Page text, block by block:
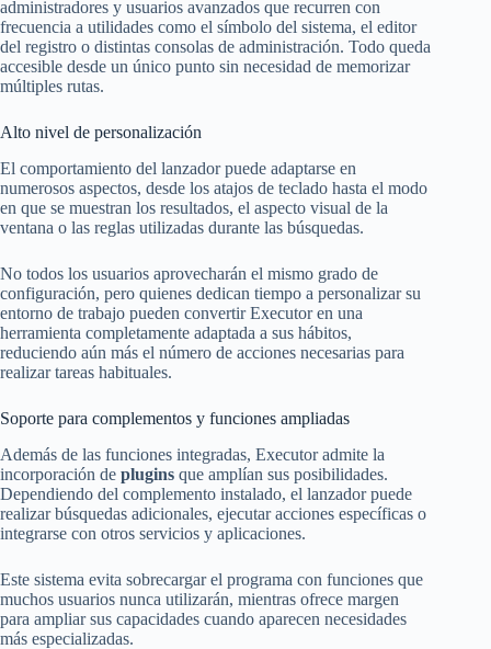
administradores y usuarios avanzados que recurren con
frecuencia a utilidades como el símbolo del sistema, el editor
del registro o distintas consolas de administración. Todo queda
accesible desde un único punto sin necesidad de memorizar
múltiples rutas.
Alto nivel de personalización
El comportamiento del lanzador puede adaptarse en
numerosos aspectos, desde los atajos de teclado hasta el modo
en que se muestran los resultados, el aspecto visual de la
ventana o las reglas utilizadas durante las búsquedas.
No todos los usuarios aprovecharán el mismo grado de
configuración, pero quienes dedican tiempo a personalizar su
entorno de trabajo pueden convertir Executor en una
herramienta completamente adaptada a sus hábitos,
reduciendo aún más el número de acciones necesarias para
realizar tareas habituales.
Soporte para complementos y funciones ampliadas
Además de las funciones integradas, Executor admite la
incorporación de plugins que amplían sus posibilidades.
Dependiendo del complemento instalado, el lanzador puede
realizar búsquedas adicionales, ejecutar acciones específicas o
integrarse con otros servicios y aplicaciones.
Este sistema evita sobrecargar el programa con funciones que
muchos usuarios nunca utilizarán, mientras ofrece margen
para ampliar sus capacidades cuando aparecen necesidades
más especializadas.